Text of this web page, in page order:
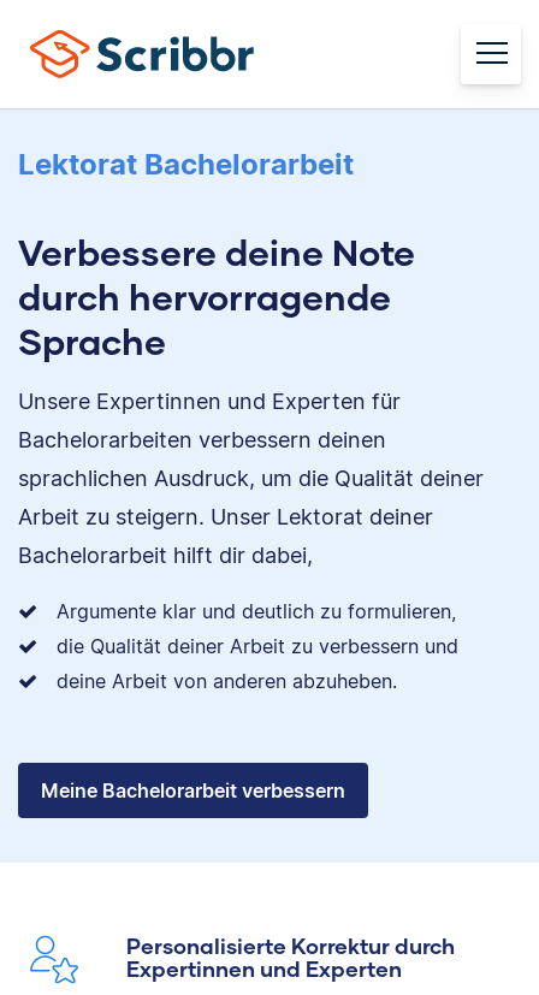
Lektorat Bachelorarbeit
Verbessere deine Note
durch hervorragende
Sprache
Unsere Expertinnen und Experten für
Bachelorarbeiten verbessern deinen
sprachlichen Ausdruck, um die Qualität deiner
Arbeit zu steigern. Unser Lektorat deiner
Bachelorarbeit hilft dir dabei,
Argumente klar und deutlich zu formulieren,
die Qualität deiner Arbeit zu verbessern und
deine Arbeit von anderen abzuheben.
Meine Bachelorarbeit verbessern
Personalisierte Korrektur durch
Expertinnen und Experten